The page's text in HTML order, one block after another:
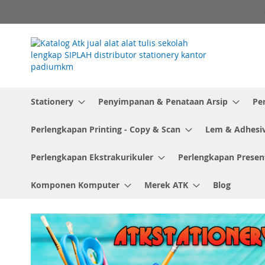
to
Content
Stationery Penyimpanan & Penataan Arsip
Perlengkapan Printing - Copy & Scan Lem &
Perlengkapan Ekstrakurikuler Perlengkapan
Komponen Komputer Merek ATK Blog